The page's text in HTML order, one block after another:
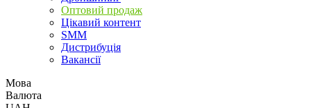
Оптовий продаж
Цікавий контент
SMM
Дистрибуція
Вакансії
Мова
Валюта